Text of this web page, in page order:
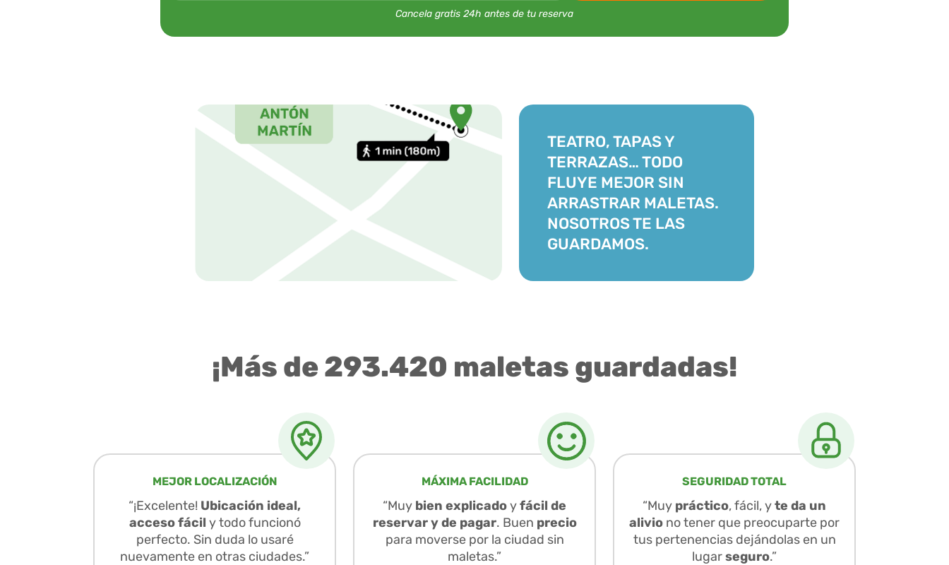
Cancela gratis 24h antes de tu reserva
TEATRO, TAPAS Y
TERRAZAS… TODO
FLUYE MEJOR SIN
ARRASTRAR MALETAS.
NOSOTROS TE LAS
GUARDAMOS.
¡Más de 293.420 maletas guardadas!
MEJOR LOCALIZACIÓN
“¡Excelente! Ubicación ideal,
acceso fácil y todo funcionó
perfecto. Sin duda lo usaré
nuevamente en otras ciudades.”
MÁXIMA FACILIDAD
“Muy bien explicadoyfácil de
reservar y de pagar. Buen precio
para moverse por la ciudad sin
maletas.”
SEGURIDAD TOTAL
“Muy práctico, fácil, yte da un
alivio no tener que preocuparte por
tus pertenencias dejándolas en un
lugarseguro.”